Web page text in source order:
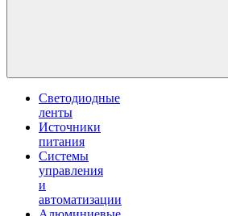
Светодиодные
ленты
Источники
питания
Системы
управления
и
автоматизации